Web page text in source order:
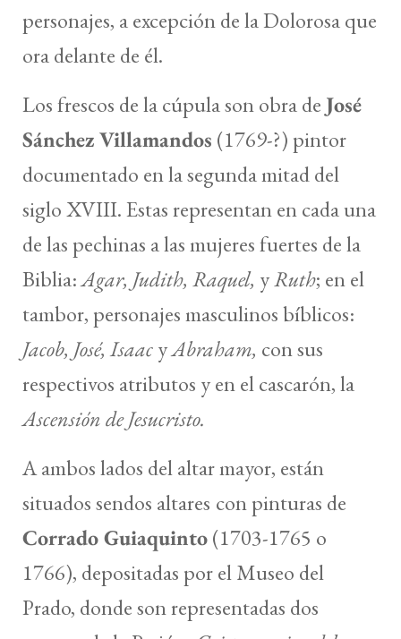
personajes, a excepción de la Dolorosa que
ora delante de él.
Los frescos de la cúpula son obra de José
Sánchez Villamandos (1769-?) pintor
documentado en la segunda mitad del
siglo XVIII. Estas representan en cada una
de las pechinas a las mujeres fuertes de la
Biblia:Agar, Judith, Raquel, yRuth; en el
tambor, personajes masculinos bíblicos:
Jacob, José, IsaacyAbraham, con sus
respectivos atributos y en el cascarón, la
Ascensión de Jesucristo.
A ambos lados del altar mayor, están
situados sendos altares con pinturas de
Corrado Guiaquinto(1703-1765 o
1766), depositadas por el Museo del
Prado, donde son representadas dos